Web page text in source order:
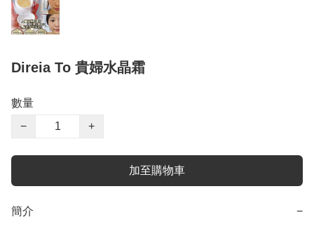
Direia To 貴婦水晶霜
數量
−
+
加至購物車
簡介 −